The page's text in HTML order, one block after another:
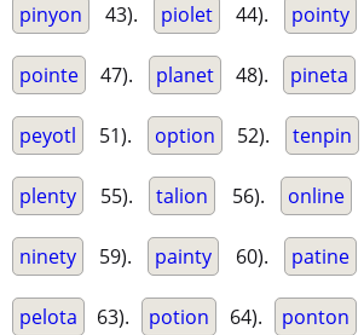
pinyon 43). piolet 44). pointy
pointe 47). planet 48). pineta
peyotl 51). option 52). tenpin
plenty 55). talion 56). online
ninety 59). painty 60). patine
pelota 63). potion 64). ponton